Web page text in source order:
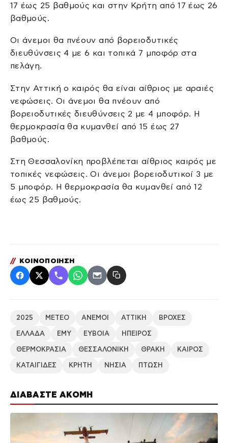
ΔΙΑΒΑΣΤΕ ΑΚΟΜΗ
17 έως 25 βαθμούς και στην Κρήτη από 17 έως 26
βαθμούς.
Οι άνεμοι θα πνέουν από βορειοδυτικές
διευθύνσεις 4 με 6 και τοπικά 7 μποφόρ στα
πελάγη.
Στην Αττική ο καιρός θα είναι αίθριος με αραιές
νεφώσεις. Οι άνεμοι θα πνέουν από
βορειοδυτικές διευθύνσεις 2 με 4 μποφόρ. Η
θερμοκρασία θα κυμανθεί από 15 έως 27
βαθμούς.
Στη Θεσσαλονίκη προβλέπεται αίθριος καιρός με
τοπικές νεφώσεις. Οι άνεμοι βορειοδυτικοί 3 με
5 μποφόρ. Η θερμοκρασία θα κυμανθεί από 12
έως 25 βαθμούς.
// ΚΟΙΝΟΠΟΙΗΣΗ
2025 METEO ΑΝΕΜΟΙ ΑΤΤΙΚΗ ΒΡΟΧΕΣ
ΕΛΛΑΔΑ ΕΜΥ ΕΥΒΟΙΑ ΗΠΕΙΡΟΣ
ΘΕΡΜΟΚΡΑΣΙΑ ΘΕΣΣΑΛΟΝΙΚΗ ΘΡΑΚΗ ΚΑΙΡΟΣ
ΚΑΤΑΙΓΙΔΕΣ ΚΡΗΤΗ ΝΗΣΙΑ ΠΤΩΣΗ